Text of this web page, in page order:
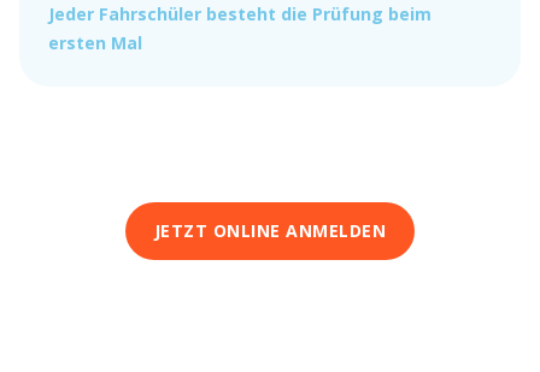
Jeder Fahrschüler besteht die Prüfung beim
ersten Mal
JETZT ONLINE ANMELDEN